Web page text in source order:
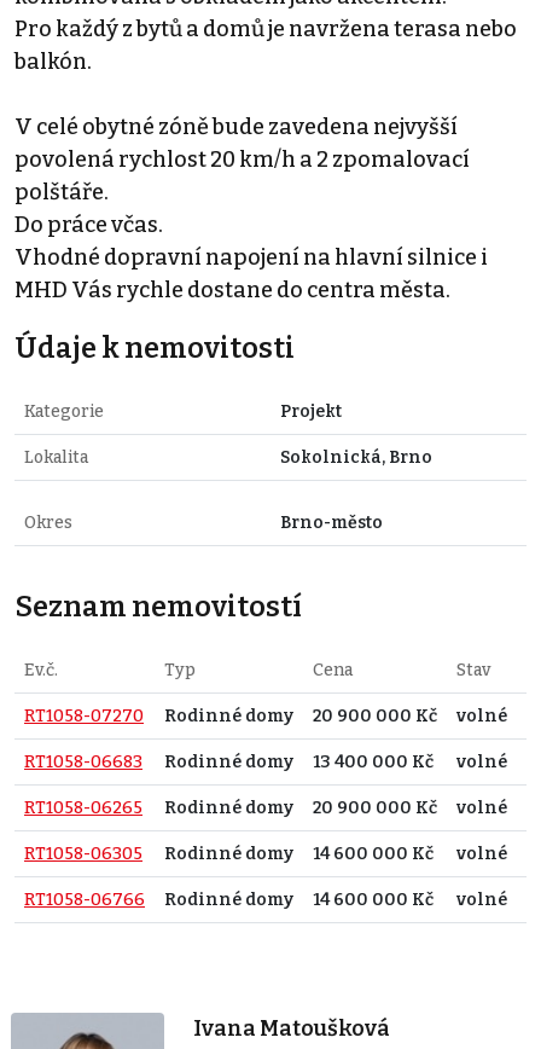
Pro každý z bytů a domů je navržena terasa nebo
balkón.
V celé obytné zóně bude zavedena nejvyšší
povolená rychlost 20 km/h a 2 zpomalovací
polštáře.
Do práce včas.
Vhodné dopravní napojení na hlavní silnice i
MHD Vás rychle dostane do centra města.
Údaje k nemovitosti
Kategorie Projekt
Lokalita Sokolnická, Brno
Okres Brno-město
Seznam nemovitostí
Ev.č. Typ Cena Stav
RT1058-07270 Rodinné domy 20 900 000 Kč volné
RT1058-06683 Rodinné domy 13 400 000 Kč volné
RT1058-06265 Rodinné domy 20 900 000 Kč volné
RT1058-06305 Rodinné domy 14 600 000 Kč volné
RT1058-06766 Rodinné domy 14 600 000 Kč volné
Ivana Matoušková